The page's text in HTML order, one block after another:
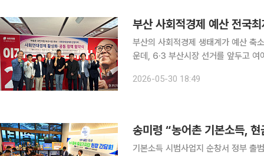
부산의 사회적경제 생태계가 예산 축
운데, 6·3 부산시장 선거를 앞두고 여
개, 공유기업 42개 등 총 1591개의
2026-05-30 18:49
송미령 “농어촌 기본소득,
기본소득 시범사업지 순창서 정부 출